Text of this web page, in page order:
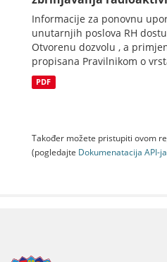
Informacije za ponovnu
unutarnjih poslova RH
Otvorenu dozvolu , a
propisana Pravilnikom o
PDF
Također možete pristupiti ovom
(pogledajte Dokumenаtаcijа API-jа